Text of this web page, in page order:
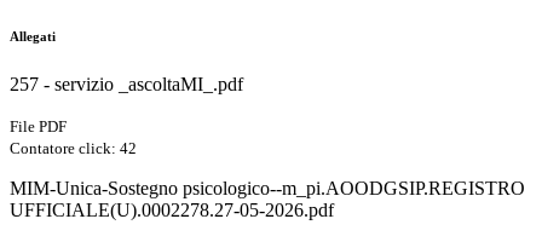
Allegati
257 - servizio _ascoltaMI_.pdf
File PDF
Contatore click: 42
MIM-Unica-Sostegno psicologico--m_pi.AOODGSIP.REGISTRO
UFFICIALE(U).0002278.27-05-2026.pdf